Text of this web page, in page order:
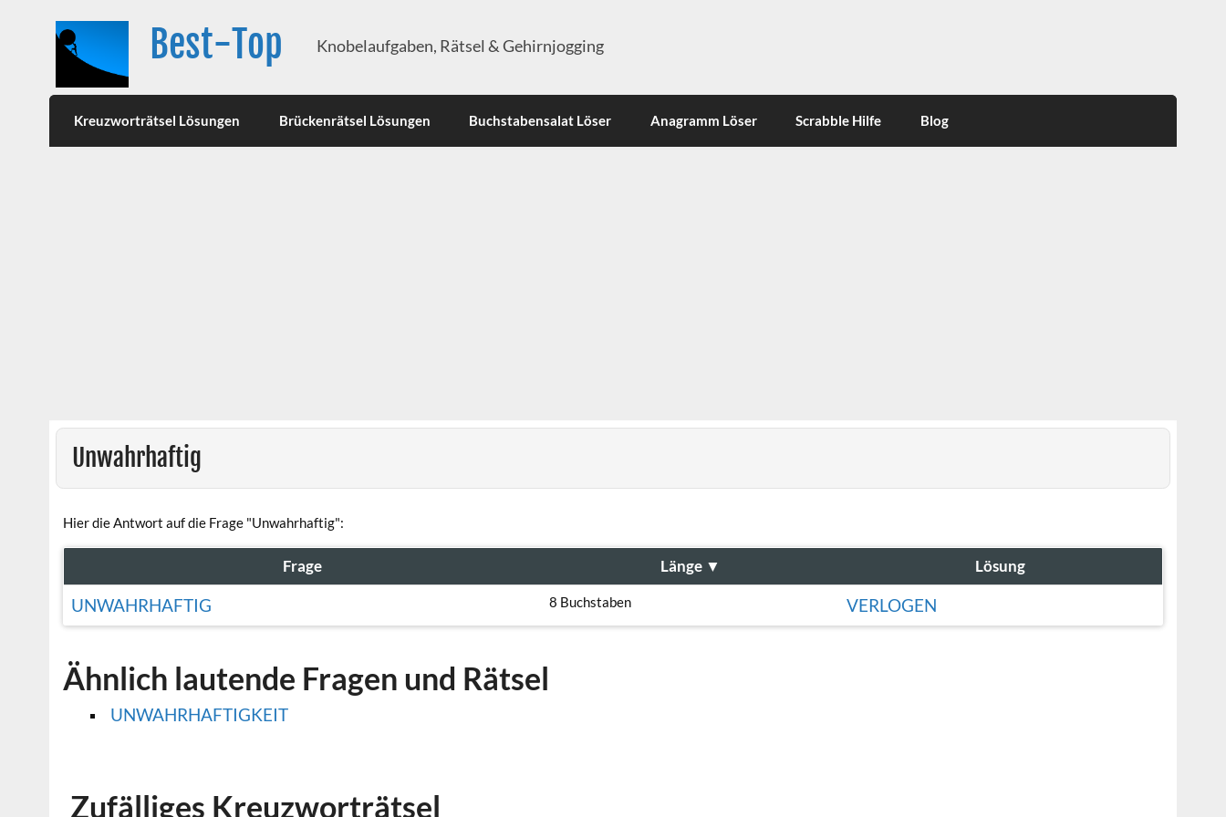
Best-Top Knobelaufgaben, Rätsel & Gehirnjogging
Kreuzworträtsel Lösungen Brückenrätsel Lösungen Buchstabensalat Löser Anagramm Löser Scrabble Hilfe Blog
Unwahrhaftig
Hier die Antwort auf die Frage "Unwahrhaftig":
Frage Länge ▼ Lösung
UNWAHRHAFTIG 8 Buchstaben VERLOGEN
Ähnlich lautende Fragen und Rätsel
UNWAHRHAFTIGKEIT
Zufälliges Kreuzworträtsel